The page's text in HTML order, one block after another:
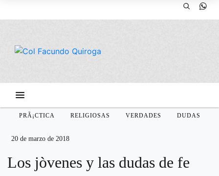
PRÃ¡CTICA RELIGIOSAS VERDADES DUDAS
20 de marzo de 2018
Los jòvenes y las dudas de fe